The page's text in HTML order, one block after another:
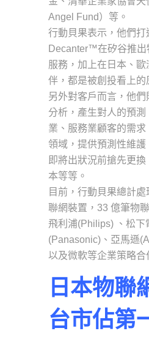
Angel Fund）等。
行動貝果表示，他們打
Decanter™在矽谷推出
服務，加上在日本、
伴，都是被創投看上的
另外對客戶而言，他
分析，產生對人的預
業、服務業顧客的需
領域，提供預測性維
即將出狀況前搶先更
本等等。
目前，行動貝果總計
聯網裝置，33 億筆物
飛利浦(Philips) 、松下
(Panasonic)、亞馬遜
以及微軟等企業策略合
日本物聯
台市佔第